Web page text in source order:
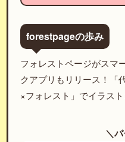
forestpageの歩み
フォレストページがスマ
クアプリもリリース！「
×フォレスト」でイラス
＼